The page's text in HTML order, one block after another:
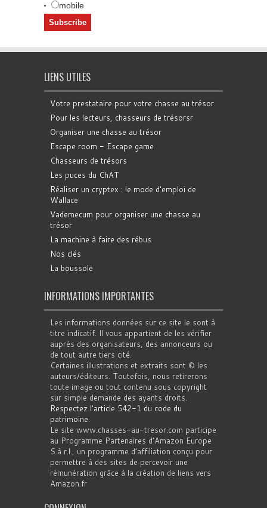
mobile
LIENS UTILES
Votre prestataire pour votre chasse au trésor
Pour les lecteurs, chasseurs de trésorsr
Organiser une chasse au trésor
Escape room - Escape game
Chasseurs de trésors
Les puces du ChAT
Réaliser un cryptex : le mode d'emploi de
Wallace
Vademecum pour organiser une chasse au
trésor
La machine à faire des rébus
Nos clés
La boussole
INFORMATIONS IMPORTANTES
Les informations données sur ce site le sont à
titre indicatif. Il vous appartient de les vérifier
auprès des organisateurs, des annonceurs ou
de tout autre tiers cité.
Certaines illustrations et extraits sont © les
auteurs/éditeurs. Toutefois, nous retirerons
toute image ou tout contenu sous copyright
sur simple demande des ayants droits.
Respectez l'article 542-1 du code du
patrimoine.
Le site www.chasses-au-tresor.com participe
au Programme Partenaires d’Amazon Europe
S.à r.l., un programme d’affiliation conçu pour
permettre à des sites de percevoir une
rémunération grâce à la création de liens vers
Amazon.fr